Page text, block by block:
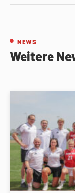
NEWS
Weitere